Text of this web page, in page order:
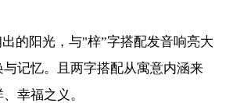
的阳光，与"梓”字搭配发音响亮大
记忆。且两字搭配从寓意内涵来
幸福之义。